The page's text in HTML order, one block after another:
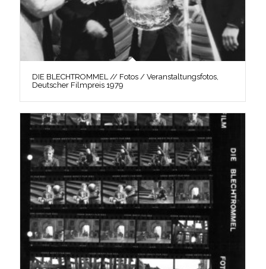
DIE BLECHTROMMEL // Fotos / Veranstaltungsfotos,
Deutscher Filmpreis 1979